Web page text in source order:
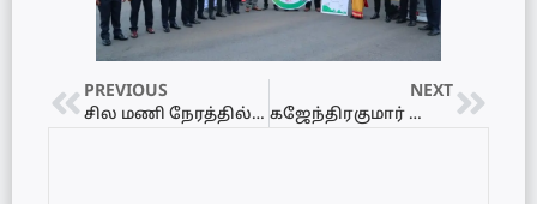
PREVIOUS
சில மணி நேரத்தில் இலங்கையை தாக்கும் பாரிய சூறாவளி
NEXT
கஜேந்திரகுமார் பொன்னம்பலம் தாக்கப்பட்டமை தொடர்பில் மனித உரிமைகள் ஆணைக்குழுவில் விசாரணை